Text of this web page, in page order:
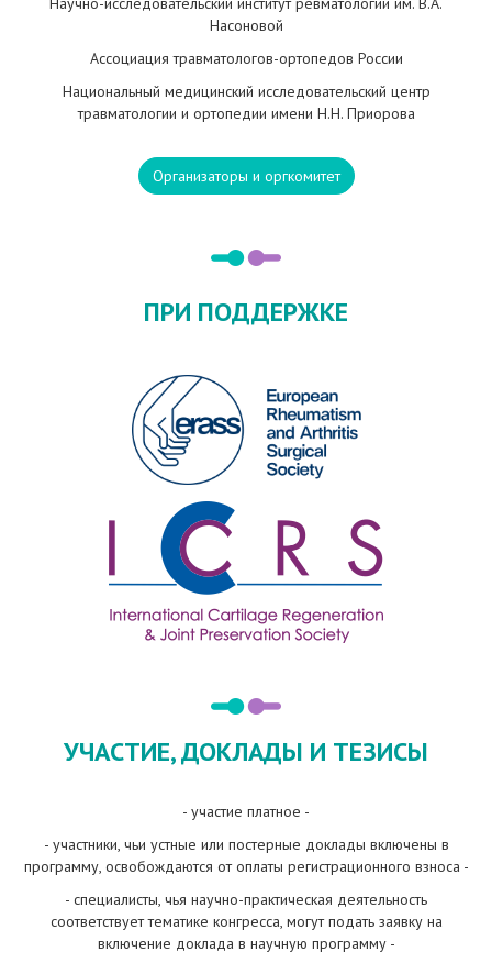
Насоновой
Ассоциация травматологов-ортопедов России
Национальный медицинский исследовательский центр
травматологии и ортопедии имени Н.Н. Приорова
Организаторы и оргкомитет
ПРИ ПОДДЕРЖКЕ
УЧАСТИЕ, ДОКЛАДЫ И ТЕЗИСЫ
- участие платное -
- участники, чьи устные или постерные доклады включены в
программу, освобождаются от оплаты регистрационного взноса -
- специалисты, чья научно-практическая деятельность
соответствует тематике конгресса, могут подать заявку на
включение доклада в научную программу -